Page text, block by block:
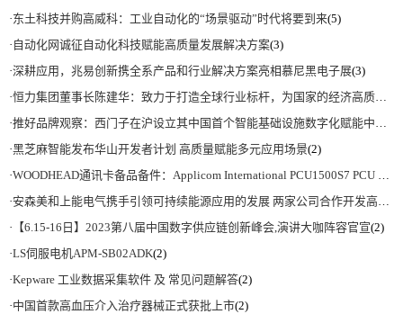
·东土科技并购高威科：工业自动化的“场景驱动”时代将要到来(5)
· 自动化网诚征自动化科技赋能高质量发展解决方案(3)
·深耕应用，兆易创新携全系产品和行业解决方案亮相慕尼黑电子展(3)
·恒力集团董事长陈建华：致力于打造全球行业标杆，为国家的经济高质量发展贡献更大力量|上海电气集团党委书记、董事长吴磊来访
·推好品牌观察：西门子在沪设立其中国首个智能基础设施数字化赋能中心
·黑芝麻智能发布华山开发者计划 高质量赋能多元应用场景(2)
·WOODHEAD通讯卡备品备件：Applicom International PCU1500S7 PCU 1500 S7 V4.5.0
·安森美和上能电气携手引领可持续能源应用的发展 两家公司合作开发高性能储能和太阳能组串式逆变器方案 以实现可持续的未来
· 【6.15-16日】2023第八届中国数字供应链创新峰会,演讲大咖阵容官宣(2)
·LS伺服电机APM-SB02ADK(2)
·Kepware 工业数据采集软件 及 常见问题解答(2)
·中国首款高血压介入治疗器械正式获批上市(2)